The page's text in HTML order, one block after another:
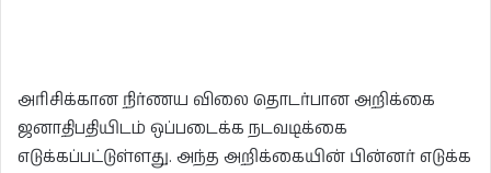
அரிசிக்கான நிர்ணய விலை தொடர்பான அறிக்கை
ஜனாதிபதியிடம் ஒப்படைக்க நடவடிக்கை
எடுக்கப்பட்டுள்ளது. அந்த அறிக்கையின் பின்னர் எடுக்க